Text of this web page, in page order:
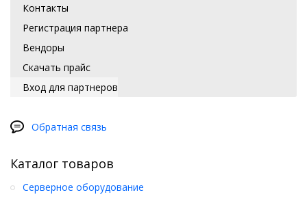
Контакты
Регистрация партнера
Вендоры
Скачать прайс
Вход для партнеров
Обратная связь
Каталог товаров
Серверное оборудование